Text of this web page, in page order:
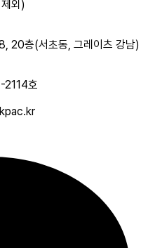
외)
20층(서초동, 그레이츠 강남)
2114호